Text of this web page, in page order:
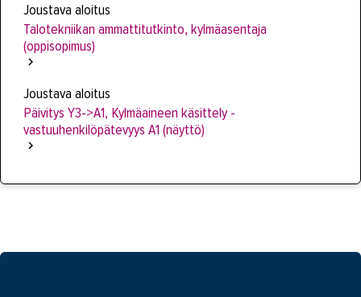
Joustava aloitus
Talotekniikan ammattitutkinto, kylmäasentaja
(oppisopimus)
Joustava aloitus
Päivitys Y3->A1, Kylmäaineen käsittely -
vastuuhenkilöpätevyys A1 (näyttö)